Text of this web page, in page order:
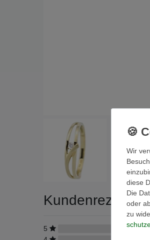
5
0
Wir
diese
Die
oder
zu